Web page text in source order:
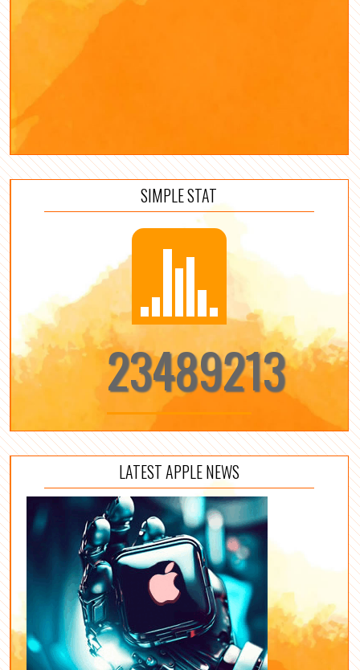
SIMPLE STAT
23489213
LATEST APPLE NEWS